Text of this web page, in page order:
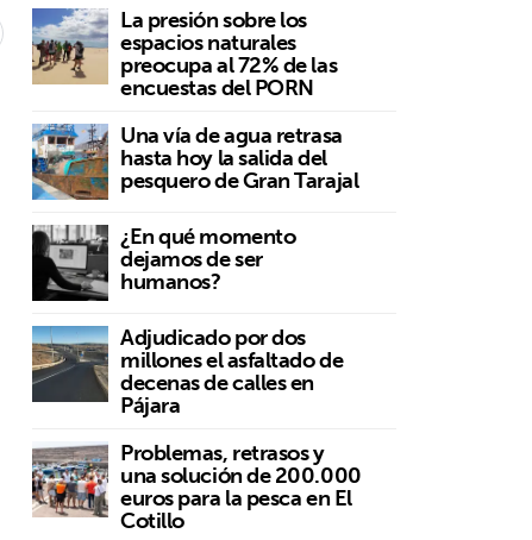
La presión sobre los
espacios naturales
preocupa al 72% de las
encuestas del PORN
Una vía de agua retrasa
hasta hoy la salida del
pesquero de Gran Tarajal
¿En qué momento
dejamos de ser
humanos?
Adjudicado por dos
millones el asfaltado de
decenas de calles en
Pájara
Problemas, retrasos y
una solución de 200.000
euros para la pesca en El
Cotillo